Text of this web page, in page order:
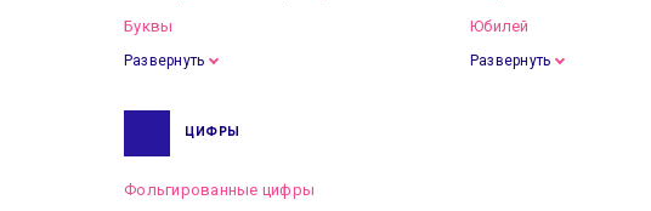
Буквы
Развернуть
Юбилей
Развернуть
ЦИФРЫ
Фольгированные цифры